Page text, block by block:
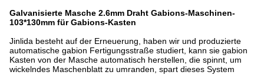
Galvanisierte Masche 2.6mm Draht Gabions-Maschinen-
103*130mm für Gabions-Kasten
Jinlida besteht auf der Erneuerung, haben wir und produzierte
automatische gabion Fertigungsstraße studiert, kann sie gabion
Kasten von der Masche automatisch herstellen, die spinnt, um
wickelndes Maschenblatt zu umranden, spart dieses System